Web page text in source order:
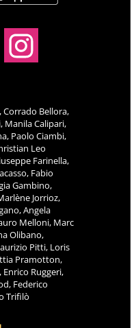
Corrado Bellora,
Manila Calipari,
Paolo Ciambi,
Leo
Farinella,
Fabio
Gambino,
Jorrioz,
Angela
Melloni, Marc
Olibano,
Pitti, Loris
Pramotton,
Enrico Ruggeri,
Federico
Trifilò